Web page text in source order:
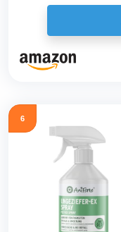
Flohmittel...
6